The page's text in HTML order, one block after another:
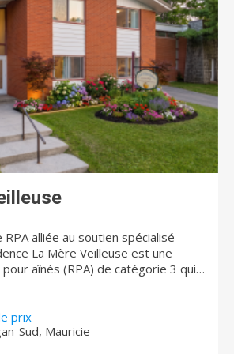
alliée au soutien spécialisé
aînés (RPA) de catégorie 3 qui a
aux besoins croissants de la
année, nous sommes fiers d'avoir
en Ressource Intermédiaire (RI)
à une clientèle vivant avec
(DI) ou un trouble du
prix
Sud, Mauricie